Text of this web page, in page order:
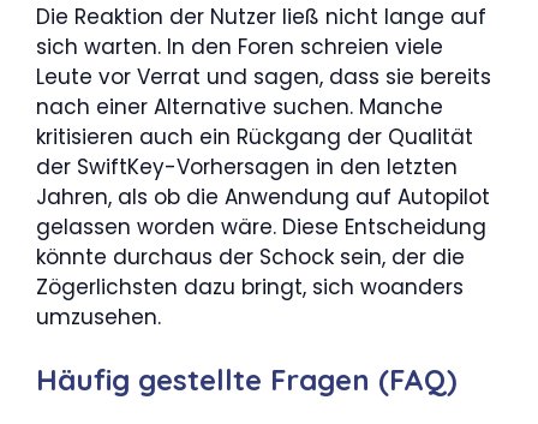
Die Reaktion der Nutzer ließ nicht lange auf
sich warten. In den Foren schreien viele
Leute vor Verrat und sagen, dass sie bereits
nach einer Alternative suchen. Manche
kritisieren auch ein Rückgang der Qualität
der SwiftKey-Vorhersagen in den letzten
Jahren, als ob die Anwendung auf Autopilot
gelassen worden wäre. Diese Entscheidung
könnte durchaus der Schock sein, der die
Zögerlichsten dazu bringt, sich woanders
umzusehen.
Häufig gestellte Fragen (FAQ)